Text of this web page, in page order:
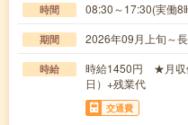
時間 08:30～17:30(実働
期間 2026年09月上旬～
時給
時給1450円 ★月収
日）+残業代
交通費